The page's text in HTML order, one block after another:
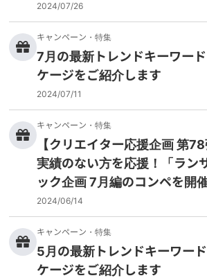
2024/07/26
キャンペーン・特集
7月の最新トレンドキーワー
ケージをご紹介します
2024/07/11
キャンペーン・特集
【クリエイター応援企画 第
実績のない方を応援！「ラン
ック企画 7月編のコンペを開
2024/06/14
キャンペーン・特集
5月の最新トレンドキーワー
ケージをご紹介します